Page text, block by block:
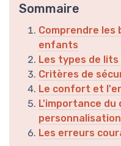
Sommaire
Comprendre les
enfants
Les types de
Critères de
Le confort et
L'importance du
personnalisation
Les erreurs